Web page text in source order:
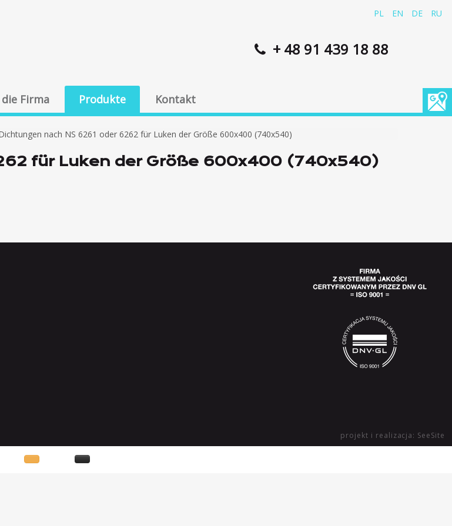
PL EN DE RU
+ 48 91 439 18 88
Firma Produkte Kontakt
nach NS 6261 oder 6262 für Luken der Größe 600x400 (740x540)
für Luken der Größe 600x400 (740x540)
projekt i realizacja: SeeSite